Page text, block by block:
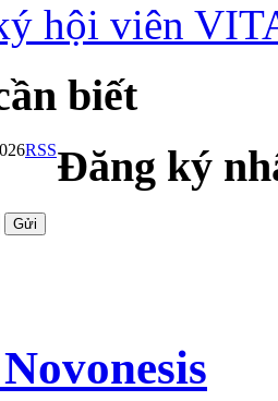
hội viên
biết
RSSĐăng ký